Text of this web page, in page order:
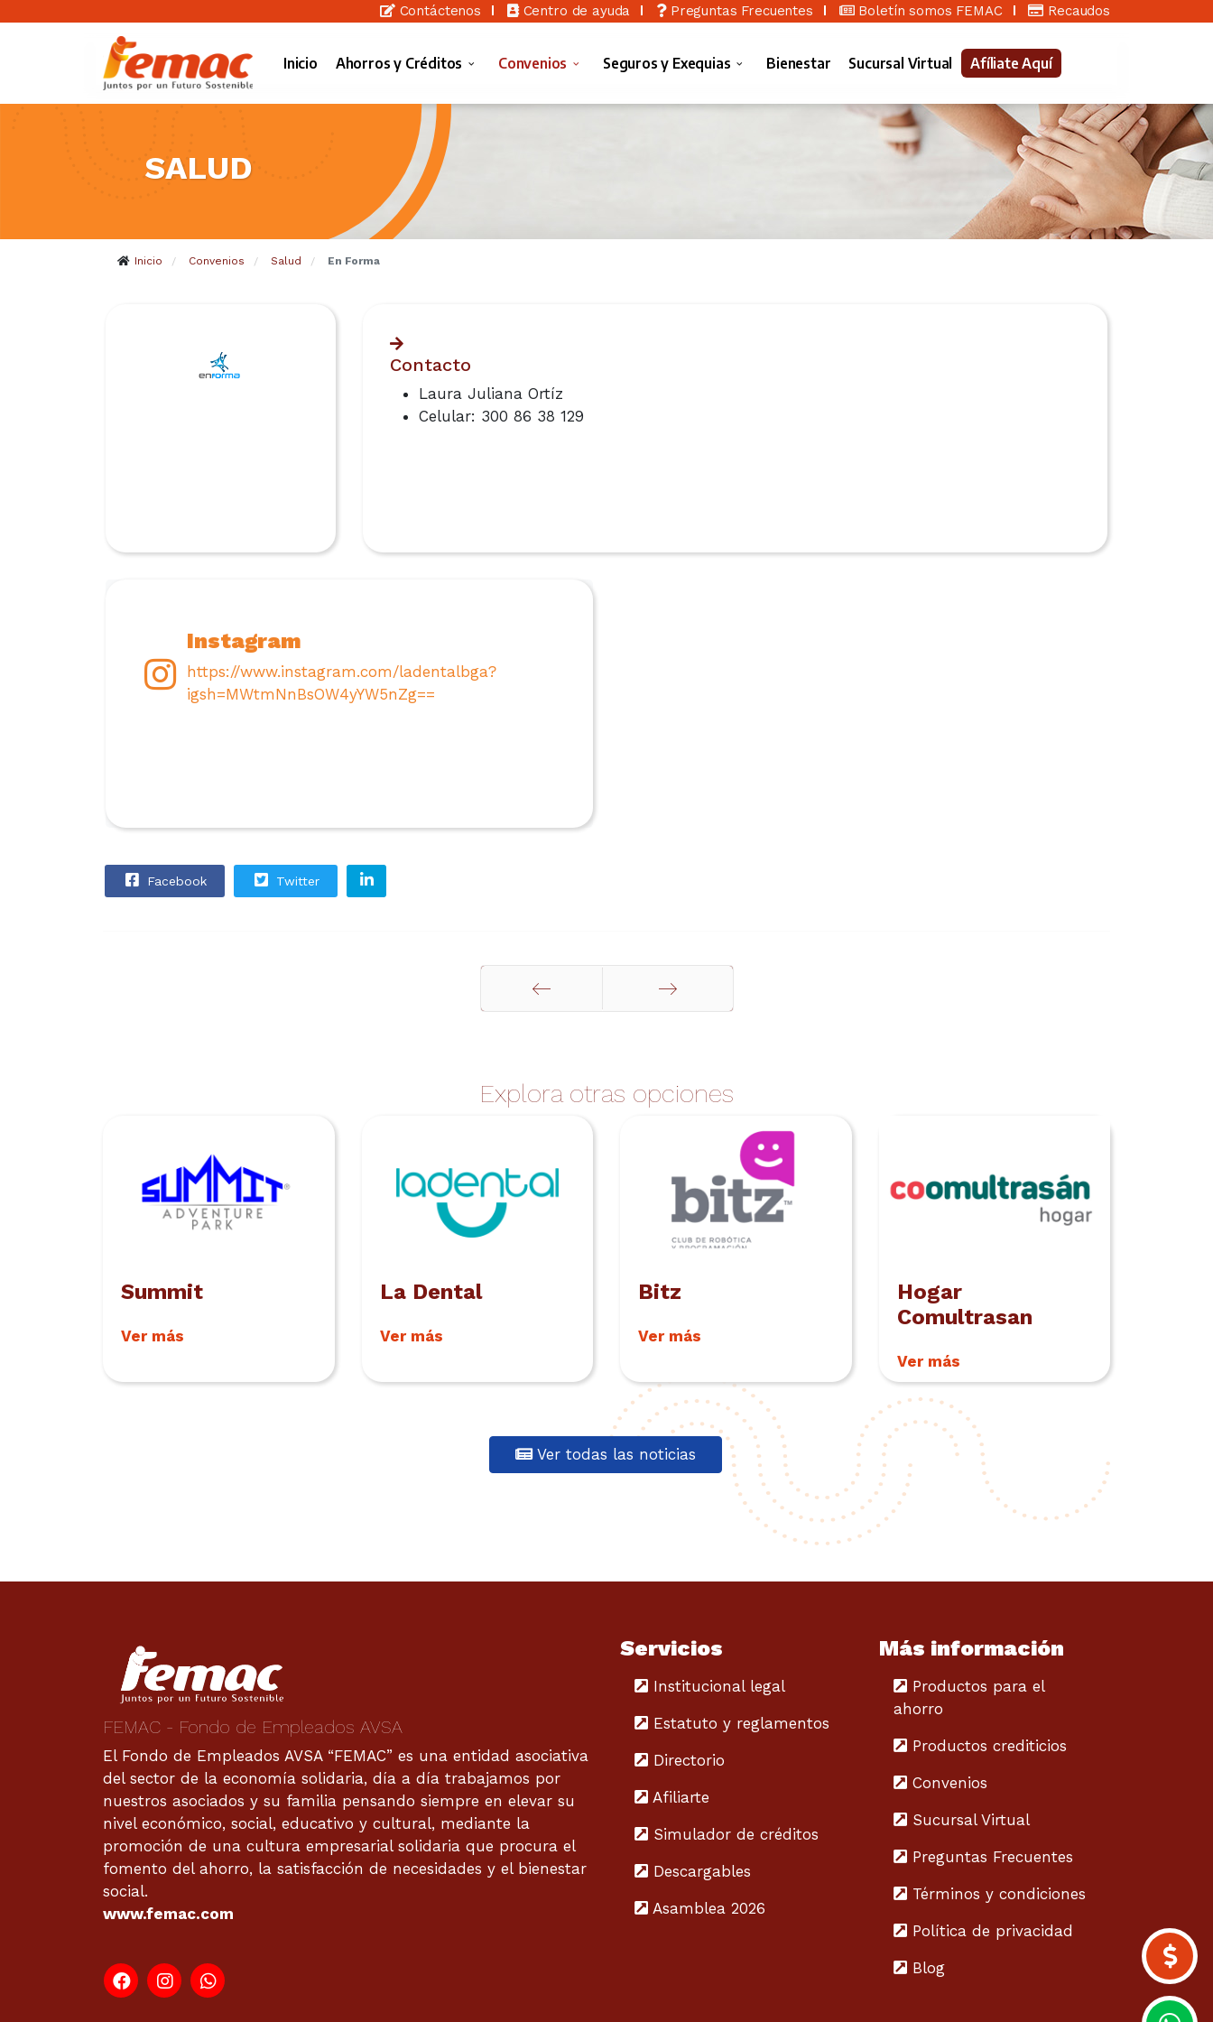
Contáctenos Centro de ayuda Preguntas Frecuentes Boletín somos FEMAC Recaudos
Inicio Ahorros y Créditos Convenios Seguros y Exequias Bienestar Sucursal Virtual Afíliate Aquí
SALUD
Inicio / Convenios / Salud / En Forma
Contacto
Laura Juliana Ortíz
Celular: 300 86 38 129
Instagram
https://www.instagram.com/ladentalbga?
igsh=MWtmNnBsOW4yYW5nZg==
Facebook Twitter
Explora otras opciones
Summit
Ver más
La Dental
Ver más
Bitz
Ver más
Hogar
Comultrasan
Ver más
Ver todas las noticias
FEMAC - Fondo de Empleados AVSA
El Fondo de Empleados AVSA “FEMAC” es una entidad asociativa
del sector de la economía solidaria, día a día trabajamos por
nuestros asociados y su familia pensando siempre en elevar su
nivel económico, social, educativo y cultural, mediante la
promoción de una cultura empresarial solidaria que procura el
fomento del ahorro, la satisfacción de necesidades y el bienestar
social.
www.femac.com
Servicios
Institucional legal
Estatuto y reglamentos
Directorio
Afiliarte
Simulador de créditos
Descargables
Asamblea 2026
Más información
Productos para el
ahorro
Productos crediticios
Convenios
Sucursal Virtual
Preguntas Frecuentes
Términos y condiciones
Política de privacidad
Blog